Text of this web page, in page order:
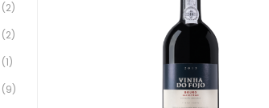
(2)
(2)
(1)
(9)